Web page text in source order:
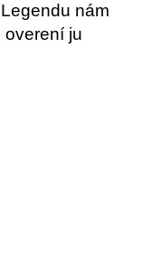
nám
overení ju